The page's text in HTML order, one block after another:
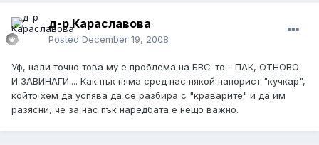
д-р Караславова
Posted December 19, 2008
Уф, нали точно това му е проблема на БВС-то - ПАК, ОТНОВО
И ЗАВИНАГИ.... Как пък няма сред нас някой напорист "кучкар",
който хем да успява да се разбира с "краварите" и да им
разясни, че за нас пък наредбата е нещо важно.